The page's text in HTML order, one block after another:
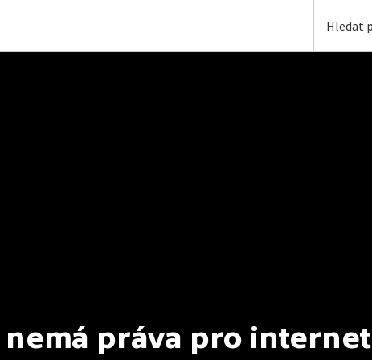
nemá práva pro internet